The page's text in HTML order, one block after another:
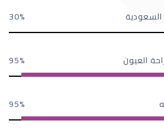
30
العيون 95
95